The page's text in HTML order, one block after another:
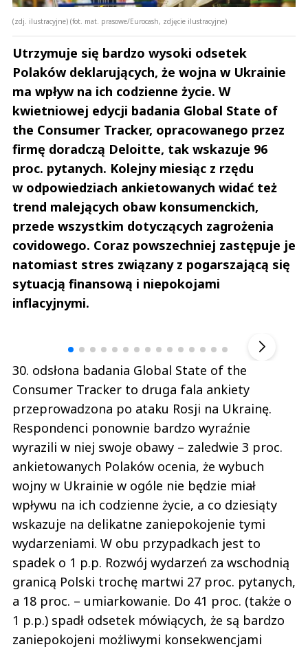
(zdj. ilustracyjne) (fot. mat. prasowe/Eurocash, zdjęcie ilustracyjne)
Utrzymuje się bardzo wysoki odsetek
Polaków deklarujących, że wojna w Ukrainie
ma wpływ na ich codzienne życie. W
kwietniowej edycji badania Global State of
the Consumer Tracker, opracowanego przez
firmę doradczą Deloitte, tak wskazuje 96
proc. pytanych. Kolejny miesiąc z rzędu
w odpowiedziach ankietowanych widać też
trend malejących obaw konsumenckich,
przede wszystkim dotyczących zagrożenia
covidowego. Coraz powszechniej zastępuje je
natomiast stres związany z pogarszającą się
sytuacją finansową i niepokojami
inflacyjnymi.
30. odsłona badania Global State of the
Consumer Tracker to druga fala ankiety
przeprowadzona po ataku Rosji na Ukrainę.
Respondenci ponownie bardzo wyraźnie
wyrazili w niej swoje obawy – zaledwie 3 proc.
ankietowanych Polaków ocenia, że wybuch
wojny w Ukrainie w ogóle nie będzie miał
wpływu na ich codzienne życie, a co dziesiąty
wskazuje na delikatne zaniepokojenie tymi
wydarzeniami. W obu przypadkach jest to
spadek o 1 p.p. Rozwój wydarzeń za wschodnią
granicą Polski trochę martwi 27 proc. pytanych,
a 18 proc. – umiarkowanie. Do 41 proc. (także o
1 p.p.) spadł odsetek mówiących, że są bardzo
zaniepokojeni możliwymi konsekwencjami